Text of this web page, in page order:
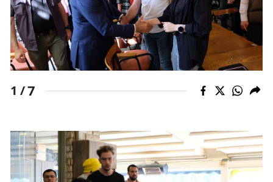
Bayburt
Karaman
Kırıkkale
Bartın
Ardahan
1 /7